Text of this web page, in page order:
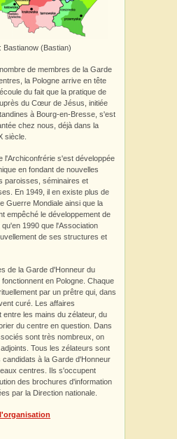
Bastianow (Bastian)
de membres de la Garde
la Pologne arrive en tête
du fait que la pratique de
du Cœur de Jésus, initiée
à Bourg-en-Bresse, s'est
chez nous, déjà dans la
siècle.
l'Archiconfrérie s'est développée
en fondant de nouvelles
paroisses, séminaires et
En 1949, il en existe plus de
Guerre Mondiale ainsi que la
empêché le développement de
1990 que l'Association
de ses structures et
de la Garde d'Honneur du
en Pologne. Chaque
par un prêtre qui, dans
curé. Les affaires
entre les mains du zélateur, du
du centre en question. Dans
sont très nombreux, on
Tous les zélateurs sont
à la Garde d'Honneur
centres. Ils s'occupent
des brochures d'information
par la Direction nationale.